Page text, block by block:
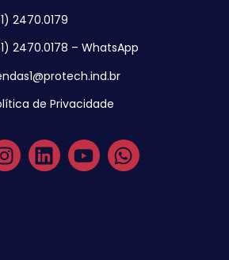
2470.0179
2470.0178 – WhatsApp
de Privacidade